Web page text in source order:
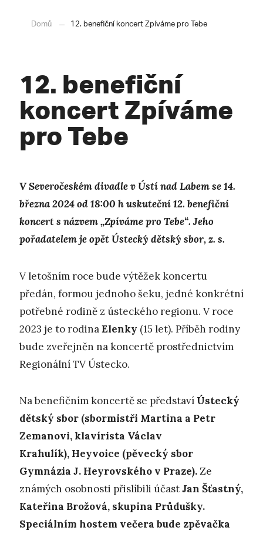
Domů 12. benefiční koncert Zpíváme pro Tebe
12. benefiční
koncert Zpíváme
pro Tebe
V Severočeském divadle v Ústí nad Labem se 14.
března 2024 od 18:00 h uskuteční 12. benefiční
koncert s názvem „Zpíváme pro Tebe“. Jeho
pořadatelem je opět Ústecký dětský sbor, z. s.
V letošním roce bude výtěžek koncertu
předán, formou jednoho šeku, jedné konkrétní
potřebné rodině z ústeckého regionu. V roce
2023 je to rodinaElenky (15 let). Příběh rodiny
bude zveřejněn na koncertě prostřednictvím
Regionální TV Ústecko.
Na benefičním koncertě se představí Ústecký
dětský sbor (sbormistři Martina a Petr
Zemanovi, klavírista Václav
Krahulík), Heyvoice (pěvecký sbor
Gymnázia J. Heyrovského v Praze).Ze
známých osobnosti přislíbili účastJan Šťastný,
Kateřina Brožová, skupina Průdušky.
Speciálním hostem večera bude zpěvačka